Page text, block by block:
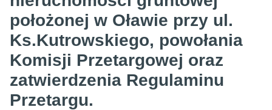
położonej w Oławie przy ul.
Ks.Kutrowskiego, powołania
Komisji Przetargowej oraz
zatwierdzenia Regulaminu
Przetargu.